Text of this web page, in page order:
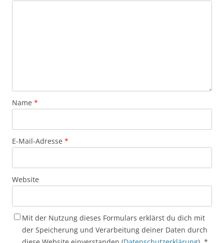
Name *
E-Mail-Adresse *
Website
Mit der Nutzung dieses Formulars erklärst du dich mit
der Speicherung und Verarbeitung deiner Daten durch